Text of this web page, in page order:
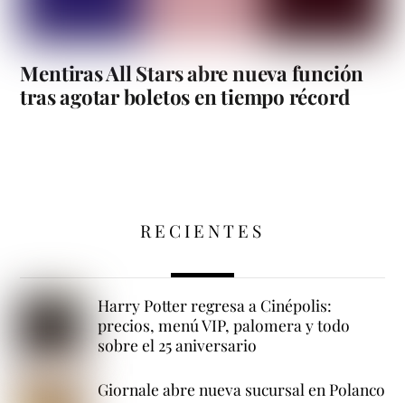
Mentiras All Stars abre nueva función
tras agotar boletos en tiempo récord
RECIENTES
Harry Potter regresa a Cinépolis:
precios, menú VIP, palomera y todo
sobre el 25 aniversario
Giornale abre nueva sucursal en Polanco